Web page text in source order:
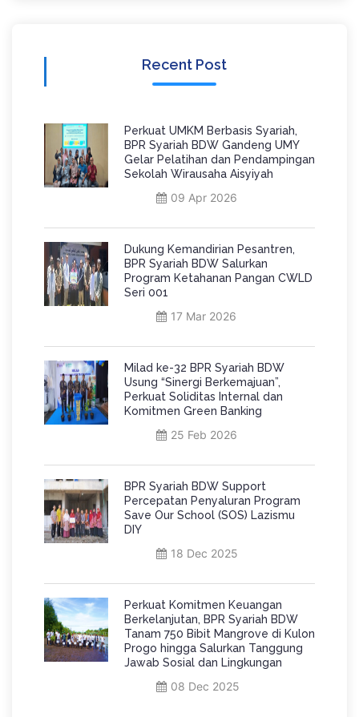
Recent Post
Perkuat UMKM Berbasis Syariah,
BPR Syariah BDW Gandeng UMY
Gelar Pelatihan dan Pendampingan
Sekolah Wirausaha Aisyiyah
09 Apr 2026
Dukung Kemandirian Pesantren,
BPR Syariah BDW Salurkan
Program Ketahanan Pangan CWLD
Seri 001
17 Mar 2026
Milad ke-32 BPR Syariah BDW
Usung “Sinergi Berkemajuan”,
Perkuat Soliditas Internal dan
Komitmen Green Banking
25 Feb 2026
BPR Syariah BDW Support
Percepatan Penyaluran Program
Save Our School (SOS) Lazismu
DIY
18 Dec 2025
Perkuat Komitmen Keuangan
Berkelanjutan, BPR Syariah BDW
Tanam 750 Bibit Mangrove di Kulon
Progo hingga Salurkan Tanggung
Jawab Sosial dan Lingkungan
08 Dec 2025